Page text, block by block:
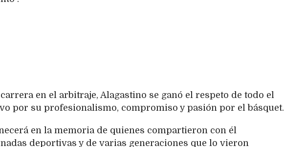
en el arbitraje, Alagastino se ganó el respeto de todo el
por su profesionalismo, compromiso y pasión por el básquet.
en la memoria de quienes compartieron con él
deportivas y de varias generaciones que lo vieron